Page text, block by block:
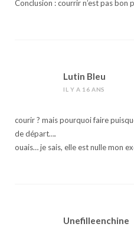
Conclusion : courrir n’est pas bon
Lutin Bleu
IL Y A 16 ANS
courir ? mais pourquoi faire
de départ….
ouais… je sais, elle est nulle mon
Unefilleenchine